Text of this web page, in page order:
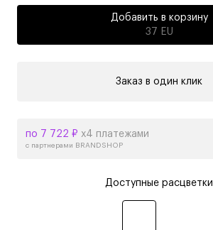
Добавить в корзину
37 EU
Заказ в один клик
по 7 722 ₽ х4 платежами
с партнерами BRANDSHOP
Доступные расцветки